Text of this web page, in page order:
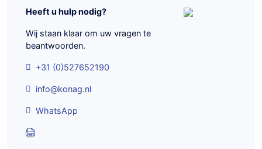
Heeft u hulp nodig?
Wij staan klaar om uw vragen te
beantwoorden.
+31 (0)527652190
info@konag.nl
WhatsApp